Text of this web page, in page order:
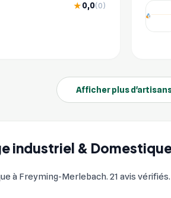
industriel &
à Freyming-Merlebach. 21 avis
★0,0(0)
Afficher plus